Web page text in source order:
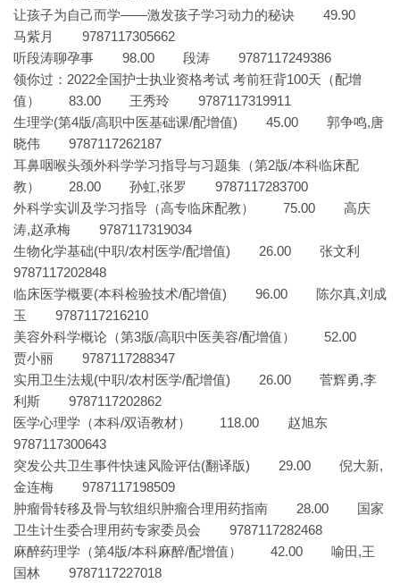
让孩子为自己而学——激发孩子学习动力的秘诀 49.90
马紫月 9787117305662
听段涛聊孕事 98.00 段涛 9787117249386
领你过：2022全国护士执业资格考试 考前狂背100天（配增
值） 83.00 王秀玲 9787117319911
生理学(第4版/高职中医基础课/配增值) 45.00 郭争鸣,唐
晓伟 9787117262187
耳鼻咽喉头颈外科学学习指导与习题集（第2版/本科临床配
教） 28.00 孙虹,张罗 9787117283700
外科学实训及学习指导（高专临床配教） 75.00 高庆
涛,赵承梅 9787117319034
生物化学基础(中职/农村医学/配增值) 26.00 张文利
9787117202848
临床医学概要(本科检验技术/配增值) 96.00 陈尔真,刘成
玉 9787117216210
美容外科学概论（第3版/高职中医美容/配增值） 52.00
贾小丽 9787117288347
实用卫生法规(中职/农村医学/配增值) 26.00 菅辉勇,李
利斯 9787117202862
医学心理学（本科/双语教材） 118.00 赵旭东
9787117300643
突发公共卫生事件快速风险评估(翻译版) 29.00 倪大新,
金连梅 9787117198509
肿瘤骨转移及骨与软组织肿瘤合理用药指南 28.00 国家
卫生计生委合理用药专家委员会 9787117282468
麻醉药理学（第4版/本科麻醉/配增值） 42.00 喻田,王
国林 9787117227018